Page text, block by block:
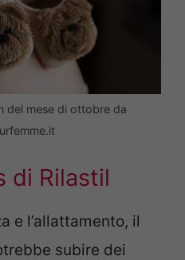
del mese di ottobre da
di Rilastil
e l’allattamento, il
subire dei